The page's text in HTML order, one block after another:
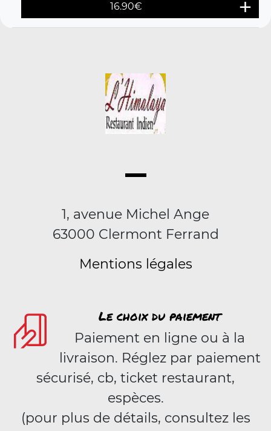
16.90€
1, avenue Michel Ange
63000 Clermont Ferrand
Mentions légales
Le choix du paiement
Paiement en ligne ou à la
livraison. Réglez par paiement
sécurisé, cb, ticket restaurant,
espèces.
(pour plus de détails, consultez les